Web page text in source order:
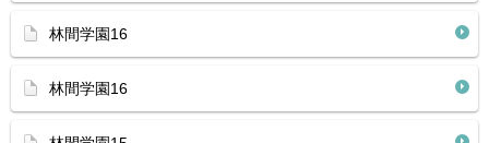
林間学園16
林間学園16